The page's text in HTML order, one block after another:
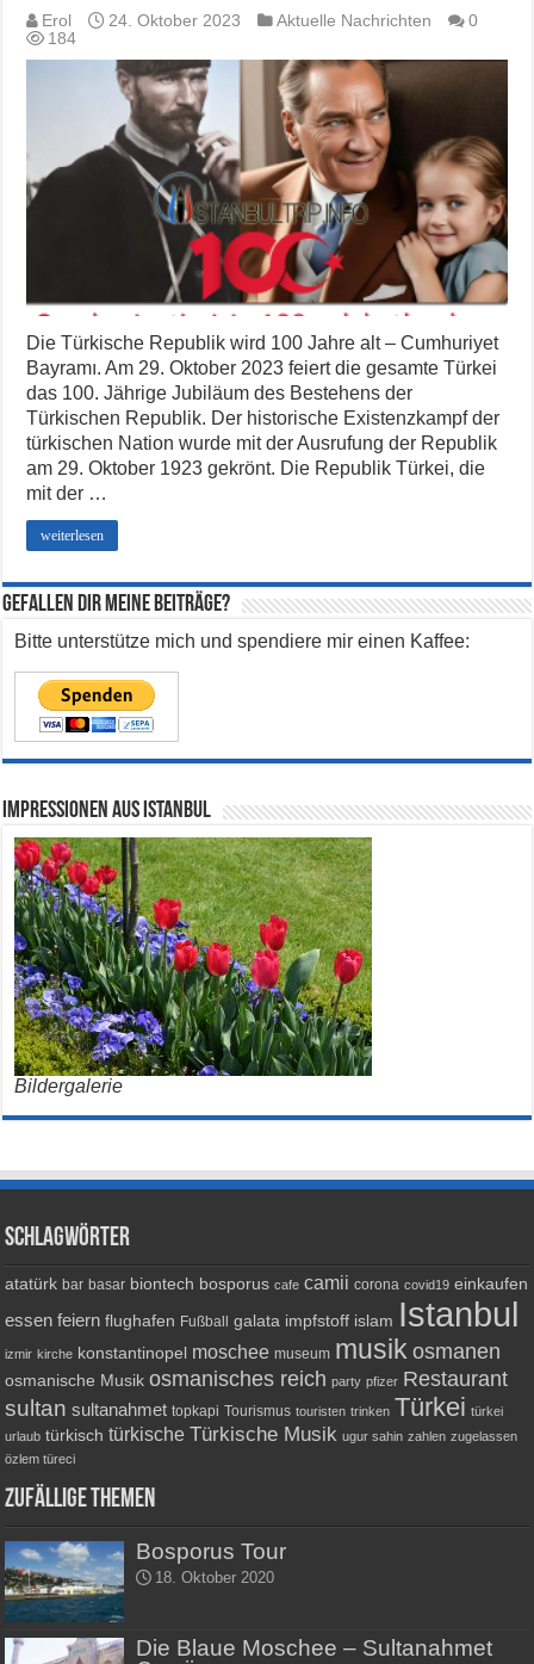
Erol 24. Oktober 2023 Aktuelle Nachrichten
0
184
Die Türkische Republik wird 100 Jahre alt – Cumhuriyet
Bayramı. Am 29. Oktober 2023 feiert die gesamte Türkei
das 100. Jährige Jubiläum des Bestehens der
Türkischen Republik. Der historische Existenzkampf der
türkischen Nation wurde mit der Ausrufung der Republik
am 29. Oktober 1923 gekrönt. Die Republik Türkei, die
mit der …
weiterlesen
Gefallen dir meine Beiträge?
Bitte unterstütze mich und spendiere mir einen Kaffee:
Impressionen aus Istanbul
Bildergalerie
Schlagwörter
atatürk bar basar biontech bosporus cafe camii corona covid19 einkaufen
essen feiern flughafen Fußball galata impfstoff islam Istanbul
izmir kirche konstantinopel moschee museum musik osmanen
osmanische Musik osmanisches reich party pfizer Restaurant
sultan sultanahmet topkapi Tourismus touristen trinken Türkei türkei
urlaub türkisch türkische Türkische Musik ugur sahin zahlen zugelassen
özlem türeci
Zufällige Themen
Bosporus Tour
18. Oktober 2020
Die Blaue Moschee – Sultanahmet